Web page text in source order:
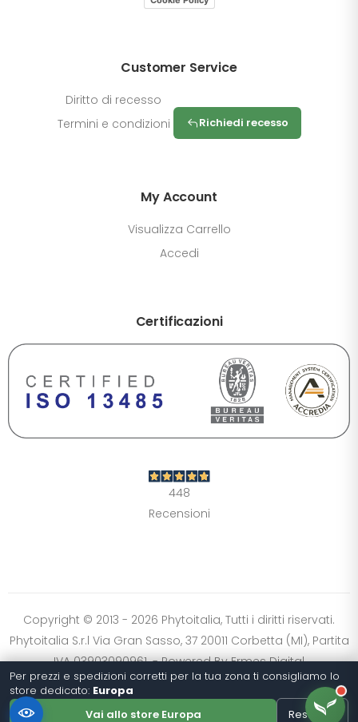
Customer Service
Diritto di recesso
Termini e condizioni
Richiedi recesso
My Account
Visualizza Carrello
Accedi
Certificazioni
448
Recensioni
Copyright © 2013 - 2026 Phytoitalia, Tutti i diritti riservati.
Phytoitalia S.r.l Via Gran Sasso, 37 20011 Corbetta (MI), Partita
IVA 03903090961. - Powered ByErmes Digital
DIMENSIONE TESTO
Chiaro
Ripristina impostazioni
Per prezzi e spedizioni corretti per la tua zona ti consigliamo lo
store dedicato: Europa
Vai allo store Europa
Resta qui